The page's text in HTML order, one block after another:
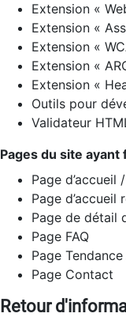
Extension «
Extension «
Extension «
Extension «
Extension «
Outils pour
Validateur
Pages du site
Page
Page
Page de détail
Page FAQ
Page
Page Contact
Retour